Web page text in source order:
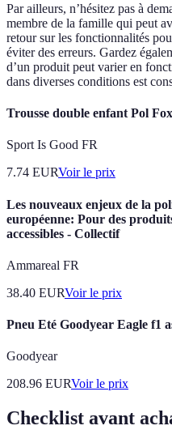
Par ailleurs, n’hésitez pas à
membre de la famille qui peut
retour sur les fonctionnalités
éviter des erreurs. Gardez
d’un produit peut varier en
dans diverses conditions est
Trousse double enfant Pol
Sport Is Good FR
7.74 EURVoir le prix
Les nouveaux enjeux de la
européenne: Pour des
accessibles - Collectif
Ammareal FR
38.40 EURVoir le prix
Pneu Eté Goodyear Eagle f1
Goodyear
208.96 EURVoir le prix
Checklist avant